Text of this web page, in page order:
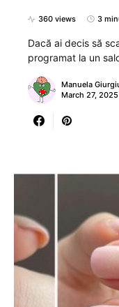
360 views 3
Dacă ai decis să
programat la un
Manuela
March 27, 2025